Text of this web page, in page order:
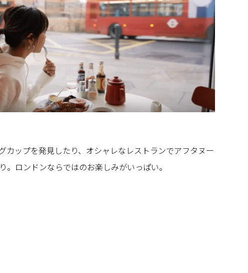
カップを発見したり、オシャレなレストランでアフタヌー
。ロンドンならではのお楽しみがいっぱい。